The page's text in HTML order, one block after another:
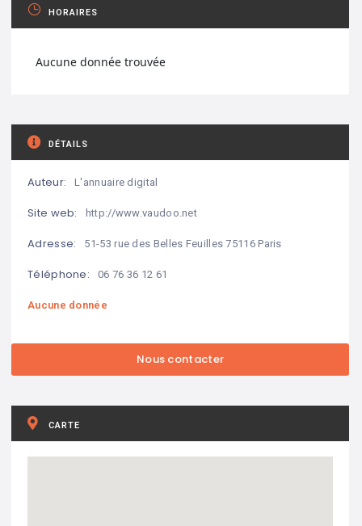
HORAIRES
Aucune donnée trouvée
DÉTAILS
Auteur: L'annuaire digital
Site web: http://www.vaudoo.net
Adresse: 51-53 rue des Belles Feuilles 75116 Paris
Téléphone: 06 76 36 12 61
Aucune donnée
CARTE